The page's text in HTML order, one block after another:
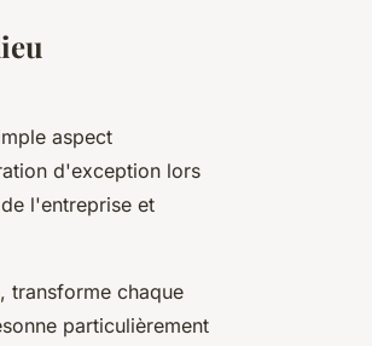
aspect
d'exception lors
l'entreprise et
transforme chaque
particulièrement